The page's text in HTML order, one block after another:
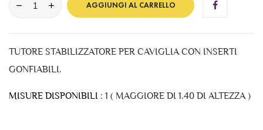
AGGIUNGI AL CARRELLO
TUTORE STABILIZZATORE PER CAVIGLIA CON INSERTI
GONFIABILI.
MISURE DISPONIBILI : 1 ( MAGGIORE DI 1.40 DI ALTEZZA )